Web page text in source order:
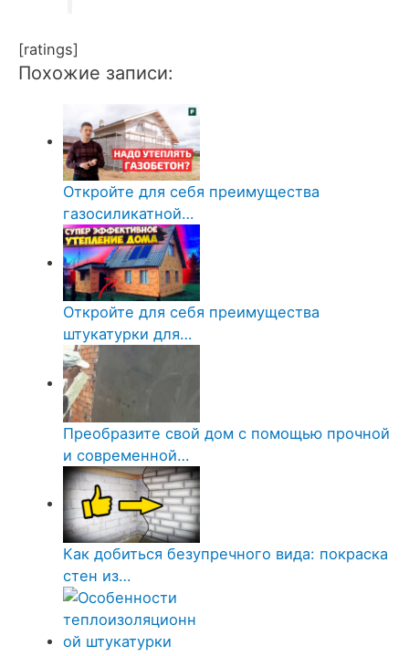
[ratings]
Похожие записи:
Откройте для себя преимущества
газосиликатной…
Откройте для себя преимущества
штукатурки для…
Преобразите свой дом с помощью прочной
и современной…
Как добиться безупречного вида: покраска
стен из…